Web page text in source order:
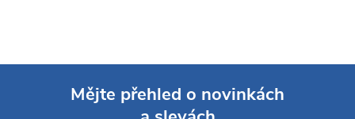
Mějte přehled o novinkách